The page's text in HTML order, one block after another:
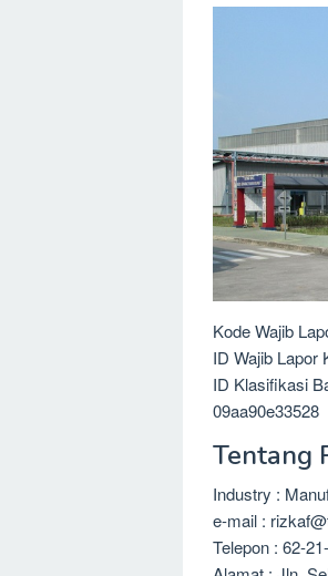
Kode Wajib
ID Wajib Lapor
ID Klasifikasi
09aa90e33528
Tentang
Industry :
e-mail :
Telepon : 62-